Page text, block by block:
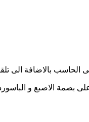
بالاضافة الى
بصمة الاصبع و